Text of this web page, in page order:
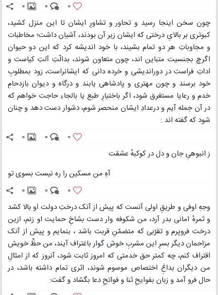
0
0
0
چون سخن اینجا رسید و تحاور و تشاورِ ایشان تا این منزل کشید،
کبوتری بر بالایِ درختی که ایشان زیر آن بودند، آشیان داشت؛ مخاطبات
و مجاوباتِ هر دو تمام بشیند، با خود اندیشه کرد که این دو حیوان
اگرچ بجنسیت متباین اند، چون متعاون شوند، بدالّتِ آلتِ کیاست و
اداتِ فراست در دوراندیشی و خرده دانی که ایشانراست، زود بمطلوبِ
خود برسند و چون مهتری و پادشاهی یابند و درگاه و دیوان بازدحامِ
خدم و رعایا مستغرق شود، اگر باختیارِ طبع یا بالجاءِ حاجت خواهم که
در آن جمله آیم و درعدادِ ایشان منحصر شوم، دشوار دست دهد و چنان
شود که گفته اند :
0
0
0
ز انبوهیِ جان و دل در کوکبهٔ عشقت
آهِ من مسکین را ره نیست بسوی تو
0
0
0
وجهِ اوفی و طریقِ اولی آنست که پیش از آنک درختِ دولت او بالا کشد
و ثمرهٔ امانی بدر آرد، من شکوفه وار دست بشاخِ حمایت او زنم، ازین
درخت فروپرم و تقرّبی که متضمّنِ قربت باشد ، بنمایم و پیش از آنک
مزاحمان دیگر بسرِ این مشربِ خوش گوار باغتراف آیند، من حظِّ خویش
اقتراف کنم، چه کمتر حق خدمتی که امروز ثابت شود، آنروز که از امثالِ
من دیگران بداغِ اختصاص موسوم شوند، اثری تمام داشته باشد، در
حال فرو آمد و زبان بفوایحِ ثنا و فواتحِ دعا بگشاد و گفت: